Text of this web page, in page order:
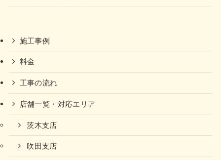
施工事例
料金
工事の流れ
店舗一覧・対応エリア
茨木支店
吹田支店